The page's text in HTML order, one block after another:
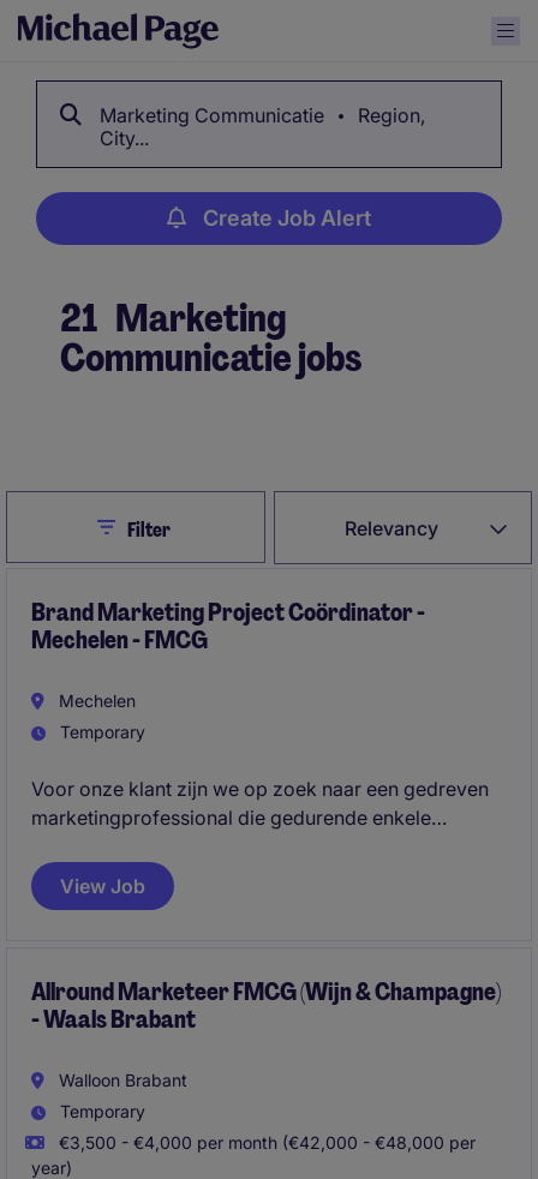
Marketing Communicatie
Region,
City...
Create Job Alert
21 Marketing
Communicatie jobs
Relevancy
CloseFilter
Brand Marketing Project Coördinator -
Mechelen - FMCG
Mechelen
Temporary
Voor onze klant zijn we op zoek naar een gedreven
marketingprofessional die gedurende enkele
consumentenmerk. In deze veelzijdige functie
combineer je innovatie, communicatie, activatie en
View Job
Allround Marketeer FMCG (Wijn & Champagne)
- Waals Brabant
Walloon Brabant
Temporary
€3,500 - €4,000 per month (€42,000 - €48,000 per
year)